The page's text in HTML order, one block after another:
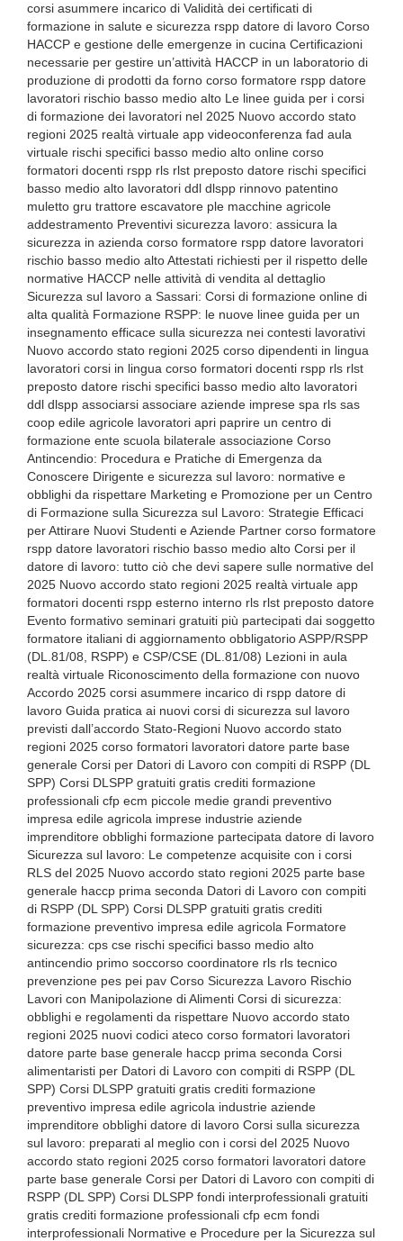
corsi asummere incarico di Validità dei certificati di
formazione in salute e sicurezza rspp datore di lavoro Corso
HACCP e gestione delle emergenze in cucina Certificazioni
necessarie per gestire un’attività HACCP in un laboratorio di
produzione di prodotti da forno corso formatore rspp datore
lavoratori rischio basso medio alto Le linee guida per i corsi
di formazione dei lavoratori nel 2025 Nuovo accordo stato
regioni 2025 realtà virtuale app videoconferenza fad aula
virtuale rischi specifici basso medio alto online corso
formatori docenti rspp rls rlst preposto datore rischi specifici
basso medio alto lavoratori ddl dlspp rinnovo patentino
muletto gru trattore escavatore ple macchine agricole
addestramento Preventivi sicurezza lavoro: assicura la
sicurezza in azienda corso formatore rspp datore lavoratori
rischio basso medio alto Attestati richiesti per il rispetto delle
normative HACCP nelle attività di vendita al dettaglio
Sicurezza sul lavoro a Sassari: Corsi di formazione online di
alta qualità Formazione RSPP: le nuove linee guida per un
insegnamento efficace sulla sicurezza nei contesti lavorativi
Nuovo accordo stato regioni 2025 corso dipendenti in lingua
lavoratori corsi in lingua corso formatori docenti rspp rls rlst
preposto datore rischi specifici basso medio alto lavoratori
ddl dlspp associarsi associare aziende imprese spa rls sas
coop edile agricole lavoratori apri paprire un centro di
formazione ente scuola bilaterale associazione Corso
Antincendio: Procedura e Pratiche di Emergenza da
Conoscere Dirigente e sicurezza sul lavoro: normative e
obblighi da rispettare Marketing e Promozione per un Centro
di Formazione sulla Sicurezza sul Lavoro: Strategie Efficaci
per Attirare Nuovi Studenti e Aziende Partner corso formatore
rspp datore lavoratori rischio basso medio alto Corsi per il
datore di lavoro: tutto ciò che devi sapere sulle normative del
2025 Nuovo accordo stato regioni 2025 realtà virtuale app
formatori docenti rspp esterno interno rls rlst preposto datore
Evento formativo seminari gratuiti più partecipati dai soggetto
formatore italiani di aggiornamento obbligatorio ASPP/RSPP
(DL.81/08, RSPP) e CSP/CSE (DL.81/08) Lezioni in aula
realtà virtuale Riconoscimento della formazione con nuovo
Accordo 2025 corsi asummere incarico di rspp datore di
lavoro Guida pratica ai nuovi corsi di sicurezza sul lavoro
previsti dall’accordo Stato-Regioni Nuovo accordo stato
regioni 2025 corso formatori lavoratori datore parte base
generale Corsi per Datori di Lavoro con compiti di RSPP (DL
SPP) Corsi DLSPP gratuiti gratis crediti formazione
professionali cfp ecm piccole medie grandi preventivo
impresa edile agricola imprese industrie aziende
imprenditore obblighi formazione partecipata datore di lavoro
Sicurezza sul lavoro: Le competenze acquisite con i corsi
RLS del 2025 Nuovo accordo stato regioni 2025 parte base
generale haccp prima seconda Datori di Lavoro con compiti
di RSPP (DL SPP) Corsi DLSPP gratuiti gratis crediti
formazione preventivo impresa edile agricola Formatore
sicurezza: cps cse rischi specifici basso medio alto
antincendio primo soccorso coordinatore rls rls tecnico
prevenzione pes pei pav Corso Sicurezza Lavoro Rischio
Lavori con Manipolazione di Alimenti Corsi di sicurezza:
obblighi e regolamenti da rispettare Nuovo accordo stato
regioni 2025 nuovi codici ateco corso formatori lavoratori
datore parte base generale haccp prima seconda Corsi
alimentaristi per Datori di Lavoro con compiti di RSPP (DL
SPP) Corsi DLSPP gratuiti gratis crediti formazione
preventivo impresa edile agricola industrie aziende
imprenditore obblighi datore di lavoro Corsi sulla sicurezza
sul lavoro: preparati al meglio con i corsi del 2025 Nuovo
accordo stato regioni 2025 corso formatori lavoratori datore
parte base generale Corsi per Datori di Lavoro con compiti di
RSPP (DL SPP) Corsi DLSPP fondi interprofessionali gratuiti
gratis crediti formazione professionali cfp ecm fondi
interprofessionali Normative e Procedure per la Sicurezza sul